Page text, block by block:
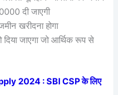
दी जाएगी
खरीदना होगा
दिया जाएगा जो आर्थिक रूप से
2024 : SBI CSP के लिए